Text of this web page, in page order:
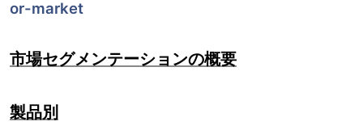
or-market
市場セグメンテーションの概要
製品別